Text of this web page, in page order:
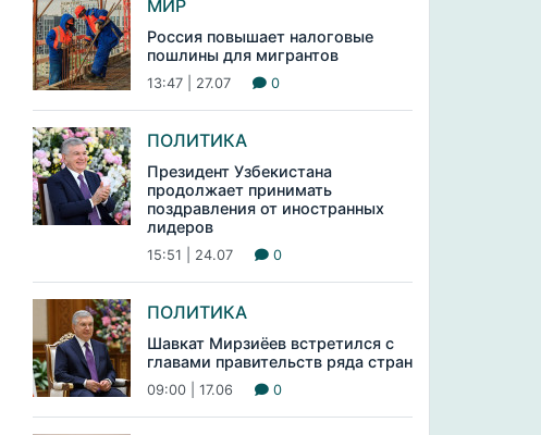
МИР
Россия повышает налоговые
пошлины для мигрантов
13:47 | 27.07 0
ПОЛИТИКА
Президент Узбекистана
продолжает принимать
поздравления от иностранных
лидеров
15:51 | 24.07 0
ПОЛИТИКА
Шавкат Мирзиёев встретился с
главами правительств ряда стран
09:00 | 17.06 0